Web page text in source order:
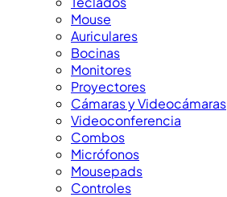
Mouse
Auriculares
Bocinas
Monitores
Proyectores
Cámaras y Videocámaras
Videoconferencia
Combos
Micrófonos
Mousepads
Controles